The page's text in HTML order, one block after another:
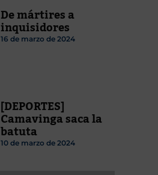
De mártires a
inquisidores
16 de marzo de 2024
[DEPORTES]
Camavinga saca la
batuta
10 de marzo de 2024